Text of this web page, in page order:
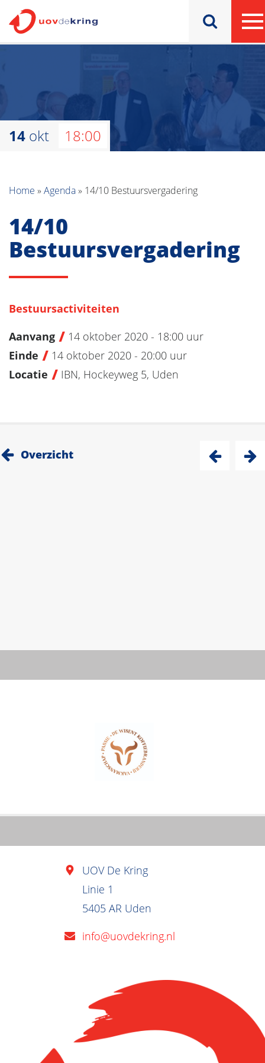
Home » Agenda» 14/10 Bestuursvergadering
14/10
Bestuursvergadering
Bestuursactiviteiten
14 okt 18:00
Aanvang
14 oktober 2020 - 18:00 uur
Einde
14 oktober 2020 - 20:00 uur
Locatie
IBN, Hockeyweg 5, Uden
Overzicht
UOV De Kring
Linie 1
5405 AR Uden
info@uovdekring.nl